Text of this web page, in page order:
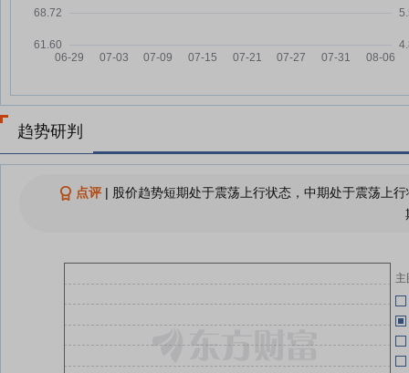
A股公告避雷针
元，融资余额14.24亿元
07-29
董事会秘书等多项职务
国投资本：副总经理、董事会秘
书、总法律顾问（首席合规官）于
晓扬辞职
查看更多
07-01
趋势研判
点评| 股价趋势短期处于震荡上行状态，中期处于震荡上
主